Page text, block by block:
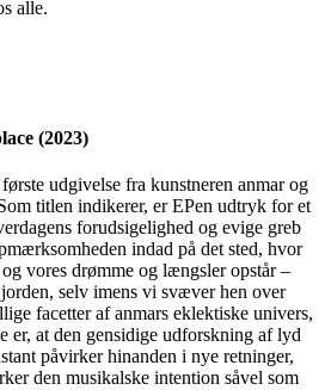
alle.
(2023)
udgivelse fra kunstneren anmar og
titlen indikerer, er EPen udtryk for et
forudsigelighed og evige greb
indad på det sted, hvor
vores drømme og længsler opstår –
selv imens vi svæver hen over
facetter af anmars eklektiske univers,
er, at den gensidige udforskning af lyd
påvirker hinanden i nye retninger,
den musikalske intention såvel som